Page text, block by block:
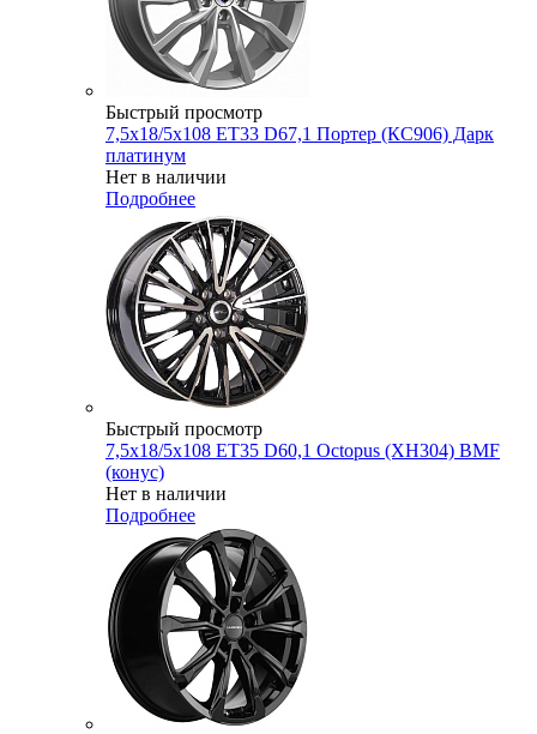
Быстрый просмотр
7,5x18/5x108 ET33 D67,1 Портер (КС906) Дарк
платинум
Нет в наличии
Подробнее
Быстрый просмотр
7,5x18/5x108 ET35 D60,1 Octopus (XH304) BMF
(конус)
Нет в наличии
Подробнее